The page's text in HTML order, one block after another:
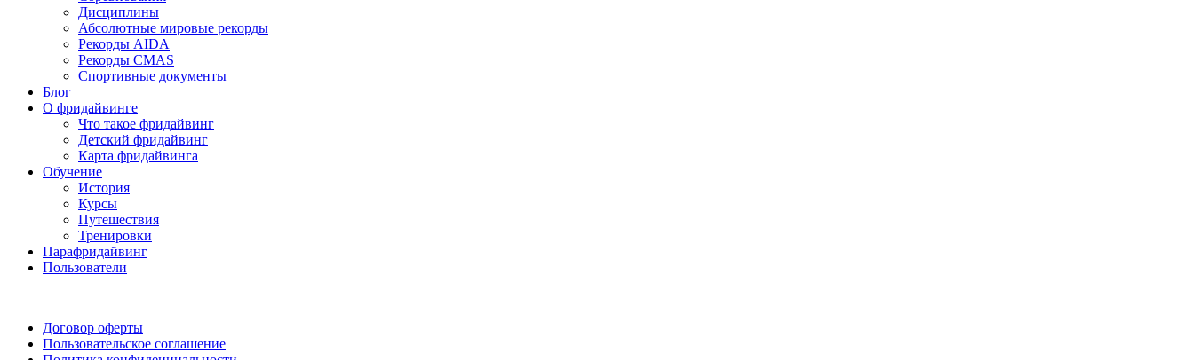
Дисциплины
Абсолютные мировые рекорды
Рекорды AIDA
Рекорды CMAS
Спортивные документы
Блог
О фридайвинге
Что такое фридайвинг
Детский фридайвинг
Карта фридайвинга
Обучение
История
Курсы
Путешествия
Тренировки
Парафридайвинг
Пользователи
Договор оферты
Пользовательское соглашение